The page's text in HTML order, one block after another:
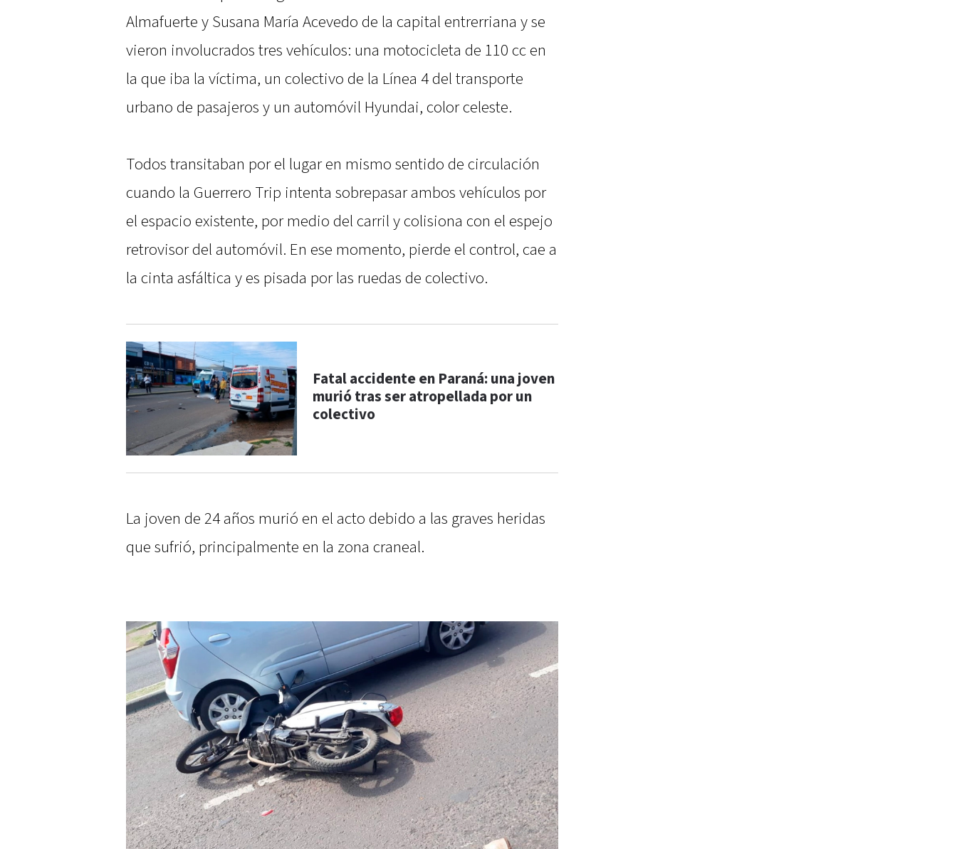
Almafuerte y Susana María Acevedo de la capital entrerriana y se
vieron involucrados tres vehículos: una motocicleta de 110 cc en
la que iba la víctima, un colectivo de la Línea 4 del transporte
urbano de pasajeros y un automóvil Hyundai, color celeste.
Todos transitaban por el lugar en mismo sentido de circulación
cuando la Guerrero Trip intenta sobrepasar ambos vehículos por
el espacio existente, por medio del carril y colisiona con el espejo
retrovisor del automóvil. En ese momento, pierde el control, cae a
la cinta asfáltica y es pisada por las ruedas de colectivo.
Fatal accidente en Paraná: una joven
murió tras ser atropellada por un
colectivo
La joven de 24 años murió en el acto debido a las graves heridas
que sufrió, principalmente en la zona craneal.